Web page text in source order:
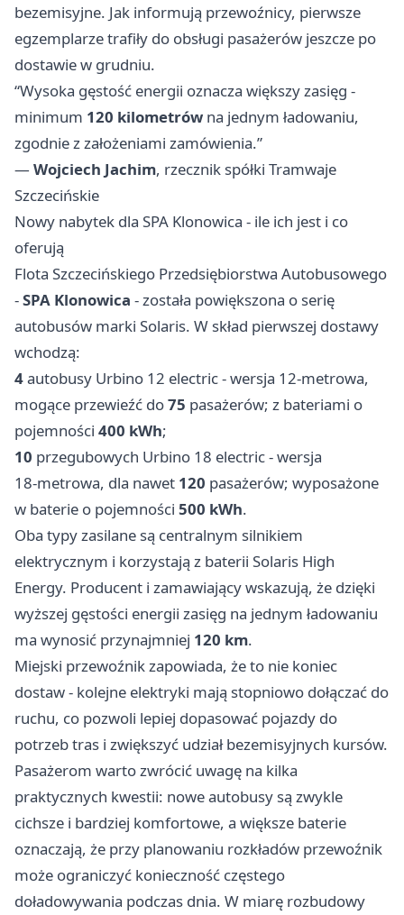
bezemisyjne. Jak informują przewoźnicy, pierwsze
egzemplarze trafiły do obsługi pasażerów jeszcze po
dostawie w grudniu.
“Wysoka gęstość energii oznacza większy zasięg -
minimum 120 kilometrów na jednym ładowaniu,
zgodnie z założeniami zamówienia.”
— Wojciech Jachim, rzecznik spółki Tramwaje
Szczecińskie
Nowy nabytek dla SPA Klonowica - ile ich jest i co
oferują
Flota Szczecińskiego Przedsiębiorstwa Autobusowego
-SPA Klonowica - została powiększona o serię
autobusów marki Solaris. W skład pierwszej dostawy
wchodzą:
4autobusy Urbino 12 electric - wersja 12‑metrowa,
mogące przewieźć do75 pasażerów; z bateriami o
pojemności 400 kWh;
10 przegubowych Urbino 18 electric - wersja
18‑metrowa, dla nawet 120 pasażerów; wyposażone
w baterie o pojemności 500 kWh.
Oba typy zasilane są centralnym silnikiem
elektrycznym i korzystają z baterii Solaris High
Energy. Producent i zamawiający wskazują, że dzięki
wyższej gęstości energii zasięg na jednym ładowaniu
ma wynosić przynajmniej 120 km.
Miejski przewoźnik zapowiada, że to nie koniec
dostaw - kolejne elektryki mają stopniowo dołączać do
ruchu, co pozwoli lepiej dopasować pojazdy do
potrzeb tras i zwiększyć udział bezemisyjnych kursów.
Pasażerom warto zwrócić uwagę na kilka
praktycznych kwestii: nowe autobusy są zwykle
cichsze i bardziej komfortowe, a większe baterie
oznaczają, że przy planowaniu rozkładów przewoźnik
może ograniczyć konieczność częstego
doładowywania podczas dnia. W miarę rozbudowy